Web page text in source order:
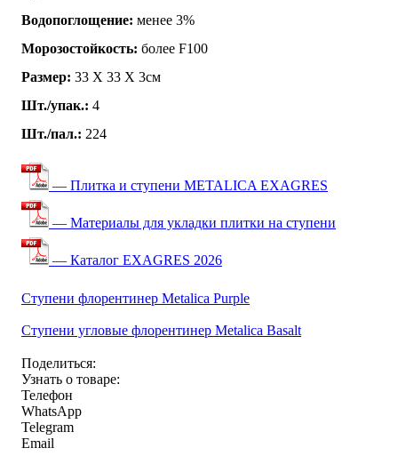
Водопоглощение: менее 3%
Морозостойкость: более F100
Размер: 33 Х 33 Х 3см
Шт./упак.: 4
Шт./пал.: 224
— Плитка и ступени METALICA EXAGRES
— Материалы для укладки плитки на ступени
— Каталог EXAGRES 2026
Ступени флорентинер Metalica Purple
Ступени угловые флорентинер Metalica Basalt
Поделиться:
Узнать о товаре:
Телефон
WhatsApp
Telegram
Email